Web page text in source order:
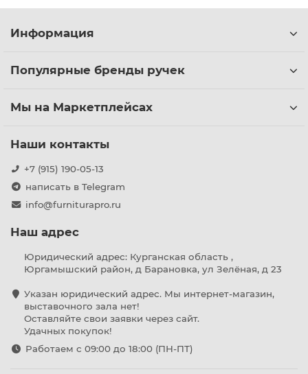
Информация
Популярные бренды ручек
Мы на Маркетплейсах
Наши контакты
+7 (915) 190-05-13
написать в Telegram
info@furniturapro.ru
Наш адрес
Юридический адрес: Курганская область ,
Юргамышский район, д Барановка, ул Зелёная, д 23
Указан юридический адрес. Мы интернет-магазин,
выставочного зала нет!
Оставляйте свои заявки через сайт.
Удачных покупок!
Работаем с 09:00 до 18:00 (ПН-ПТ)